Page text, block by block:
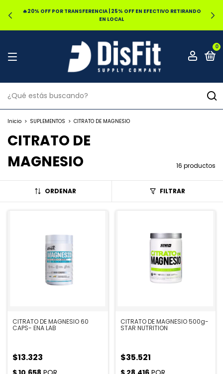
🔥20% OFF POR TRANSFERENCIA | 25% OFF EN EFECTIVO RETIRANDO
EN LOCAL
0
Inicio > SUPLEMENTOS > CITRATO DE MAGNESIO
CITRATO DE
MAGNESIO
16 productos
ORDENAR FILTRAR
CITRATO DE MAGNESIO 60
CAPS- ENA LAB
$13.323
CITRATO DE MAGNESIO 500g-
STAR NUTRITION
$35.521